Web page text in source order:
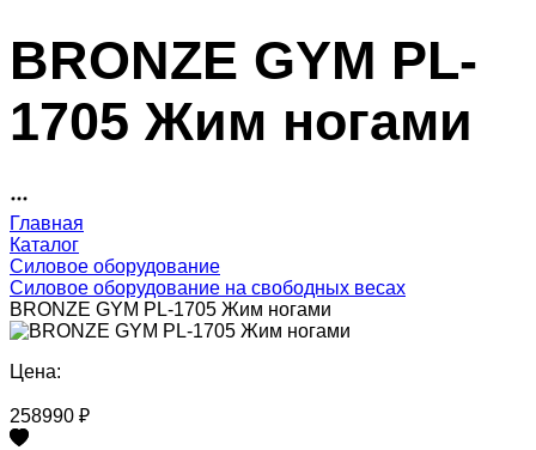
BRONZE GYM PL-
1705 Жим ногами
Главная
Каталог
Силовое оборудование
Силовое оборудование на свободных весах
BRONZE GYM PL-1705 Жим ногами
Цена:
258990 ₽